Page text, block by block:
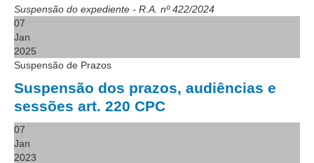
Automação e IA
Governança
Governança de TI
Gestão Estratégica
Governança das Contratações Obras
Suspensão do expediente - R.A. nº 422/2024
07
Jan
2025
Suspensão de Prazos
Suspensão dos prazos, audiências e
sessões art. 220 CPC
07
Jan
2023